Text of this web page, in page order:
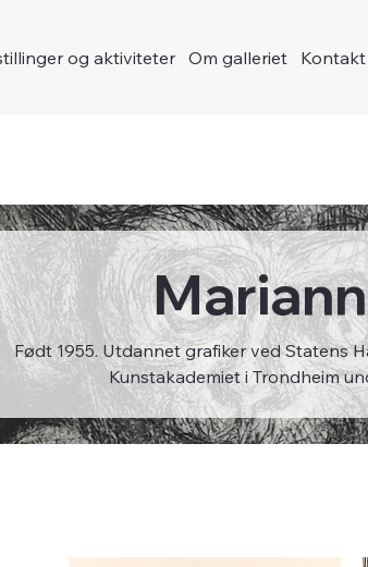
og aktiviteter Om galleriet Kontakt
Født 1955. Utdannet grafiker ved Statens
Kunstakademiet i Trondheim